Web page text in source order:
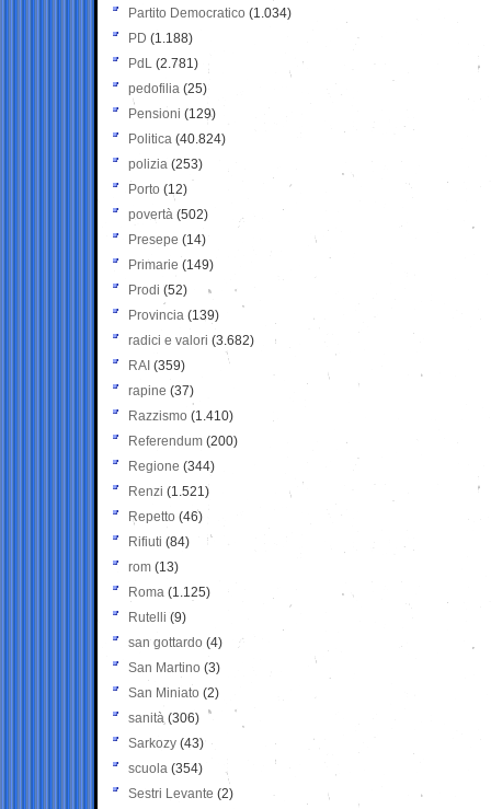
Partito Democratico (1.034)
PD (1.188)
PdL (2.781)
pedofilia (25)
Pensioni (129)
Politica (40.824)
polizia (253)
Porto (12)
povertà (502)
Presepe (14)
Primarie (149)
Prodi (52)
Provincia (139)
radici e valori (3.682)
RAI (359)
rapine (37)
Razzismo (1.410)
Referendum (200)
Regione (344)
Renzi (1.521)
Repetto (46)
Rifiuti (84)
rom (13)
Roma (1.125)
Rutelli (9)
san gottardo (4)
San Martino (3)
San Miniato (2)
sanità (306)
Sarkozy (43)
scuola (354)
Sestri Levante (2)